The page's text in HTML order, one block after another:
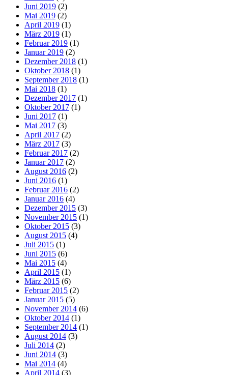
Juni 2019 (2)
Mai 2019 (2)
April 2019 (1)
März 2019 (1)
Februar 2019 (1)
Januar 2019 (2)
Dezember 2018 (1)
Oktober 2018 (1)
September 2018 (1)
Mai 2018 (1)
Dezember 2017 (1)
Oktober 2017 (1)
Juni 2017 (1)
Mai 2017 (3)
April 2017 (2)
März 2017 (3)
Februar 2017 (2)
Januar 2017 (2)
August 2016 (2)
Juni 2016 (1)
Februar 2016 (2)
Januar 2016 (4)
Dezember 2015 (3)
November 2015 (1)
Oktober 2015 (3)
August 2015 (4)
Juli 2015 (1)
Juni 2015 (6)
Mai 2015 (4)
April 2015 (1)
März 2015 (6)
Februar 2015 (2)
Januar 2015 (5)
November 2014 (6)
Oktober 2014 (1)
September 2014 (1)
August 2014 (3)
Juli 2014 (2)
Juni 2014 (3)
Mai 2014 (4)
April 2014 (3)